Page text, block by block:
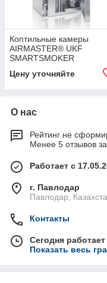
Коптильные камеры
AIRMASTER® UKF
SMARTSMOKER
Цену уточняйте
О нас
Рейтинг не
Менее 5 отзывов
Работает с
г. Павлодар
Павлодар,
Контакты
Сегодня
Показать весь